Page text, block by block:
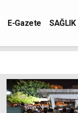
E-Gazete SAĞLIK